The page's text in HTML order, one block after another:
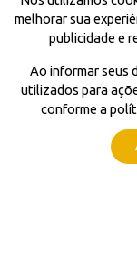
melhorar sua
publicidade e
Ao informar seus
utilizados para
conforme a